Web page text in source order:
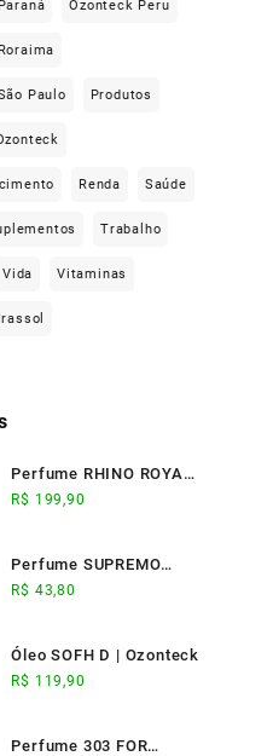
Ozonteck Peru
Paulo Produtos
Renda Saúde
Trabalho
Vida Vitaminas
Perfume RHINO ROYALE
(100ml) - Ozonteck
R$ 199,90
Perfume SUPREMO
ELIXIR (17ml) -
R$ 43,80
Óleo SOFH D | Ozonteck
R$ 119,90
Perfume 303 FOR